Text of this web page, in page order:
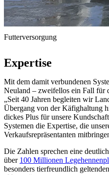
Futterversorgung
Expertise
Mit dem damit verbundenen
Neuland – zweifellos ein Fall für
„Seit 40 Jahren begleiten wir
Übergang von der Käfighaltung
dickes Plus für unsere
Systemen die Expertise, die
Verkaufsrepräsentanten
Die Zahlen sprechen eine
über 100 Millionen
besonders tierfreundlich